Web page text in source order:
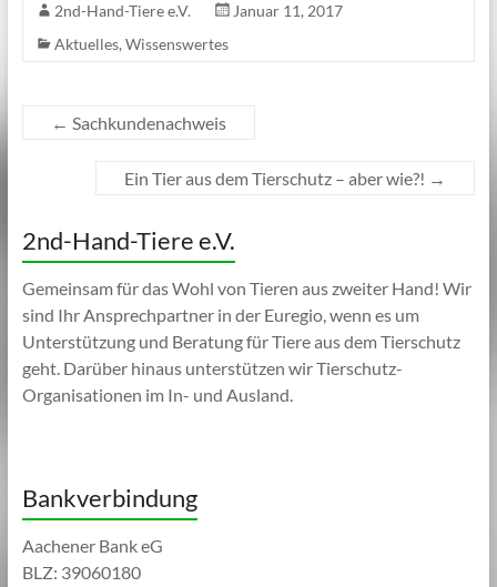
2nd-Hand-Tiere e.V.
Januar 11, 2017
Aktuelles, Wissenswertes
← Sachkundenachweis
Ein Tier aus dem Tierschutz – aber wie?! →
2nd-Hand-Tiere e.V.
Gemeinsam für das Wohl von Tieren aus zweiter Hand! Wir
sind Ihr Ansprechpartner in der Euregio, wenn es um
Unterstützung und Beratung für Tiere aus dem Tierschutz
geht. Darüber hinaus unterstützen wir Tierschutz-
Organisationen im In- und Ausland.
Bankverbindung
Aachener Bank eG
BLZ: 39060180